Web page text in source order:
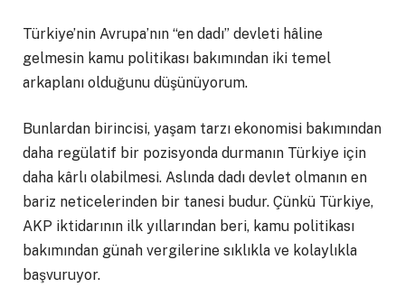
Türkiye’nin Avrupa’nın “en dadı” devleti hâline
gelmesin kamu politikası bakımından iki temel
arkaplanı olduğunu düşünüyorum.
Bunlardan birincisi, yaşam tarzı ekonomisi bakımından
daha regülatif bir pozisyonda durmanın Türkiye için
daha kârlı olabilmesi. Aslında dadı devlet olmanın en
bariz neticelerinden bir tanesi budur. Çünkü Türkiye,
AKP iktidarının ilk yıllarından beri, kamu politikası
bakımından günah vergilerine sıklıkla ve kolaylıkla
başvuruyor.